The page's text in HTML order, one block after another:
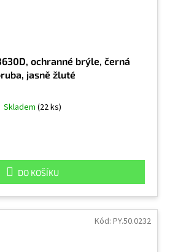
ochranné brýle, černá
jasně žluté
Skladem (22 ks)
DO KOŠÍKU
Kód: PY.50.0232